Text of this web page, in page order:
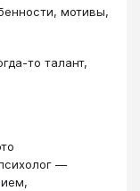
мотивы,
то талант,
—